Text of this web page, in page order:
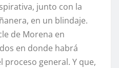
junto con la
en un blindaje.
de Morena en
en donde habrá
proceso general. Y que,